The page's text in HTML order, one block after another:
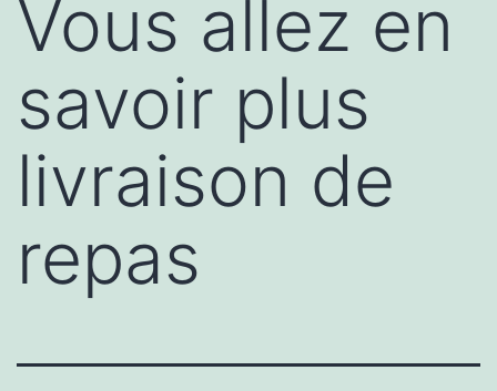
Vous allez en
savoir plus
livraison de
repas